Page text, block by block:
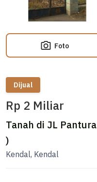
Foto
Dijual
Rp 2 Miliar
Tanah di JL
)
Kendal, Kendal